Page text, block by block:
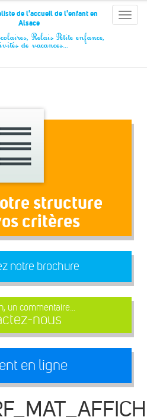
Toggle
de l'accueil de l'enfant en
Alsace
Relais Petite enfance,
de vacances…
structure
critères
notre brochure
un commentaire...
nous
en ligne